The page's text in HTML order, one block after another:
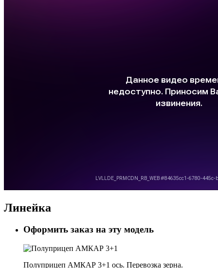
Линейка
Оформить заказ на эту модель
Полуприцеп АМКАР 3+1 ось. Перевозка зерна.